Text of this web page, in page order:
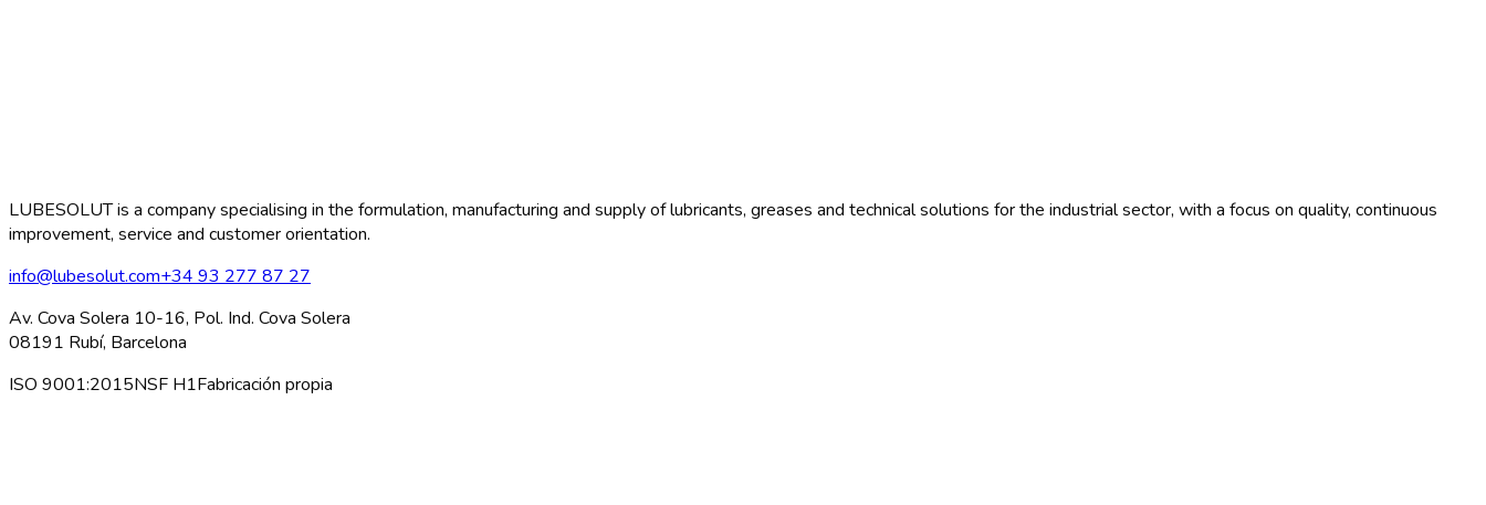
LUBESOLUT is a company specialising in the formulation, manufacturing and supply of lubricants, greases and technical solutions for the industrial sector, with a focus on quality, continuous
improvement, service and customer orientation.
info@lubesolut.com+34 93 277 87 27
Av. Cova Solera 10-16, Pol. Ind. Cova Solera
08191 Rubí, Barcelona
ISO 9001:2015NSF H1Fabricación propia